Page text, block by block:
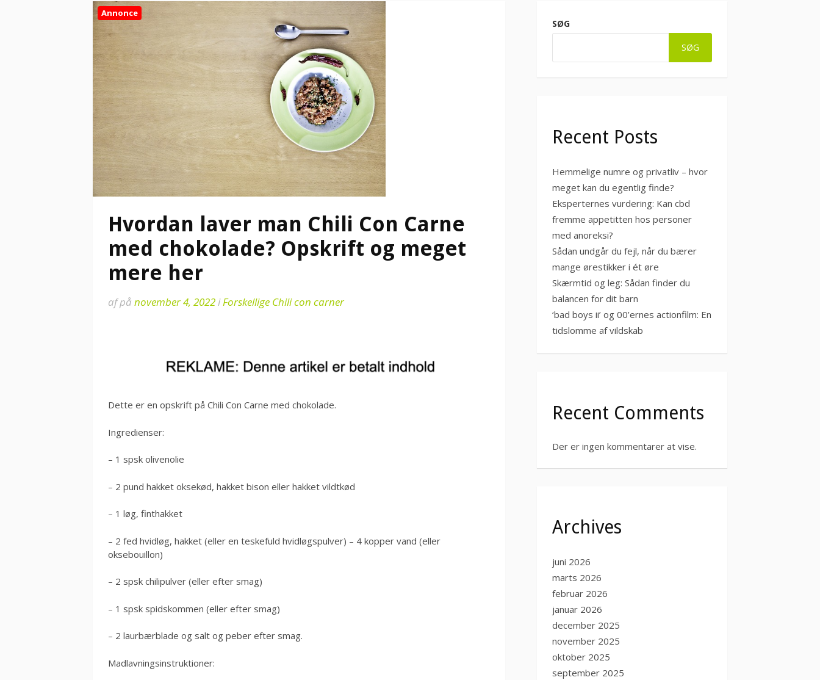
Annonce
Hvordan laver man Chili Con Carne
med chokolade? Opskrift og meget
mere her
afpå november 4, 2022iForskellige Chili con carner
Dette er en opskrift på Chili Con Carne med chokolade.
Ingredienser:
– 1 spsk olivenolie
– 2 pund hakket oksekød, hakket bison eller hakket vildtkød
– 1 løg, finthakket
– 2 fed hvidløg, hakket (eller en teskefuld hvidløgspulver) – 4 kopper vand (eller
oksebouillon)
– 2 spsk chilipulver (eller efter smag)
– 1 spsk spidskommen (eller efter smag)
– 2 laurbærblade og salt og peber efter smag.
Madlavningsinstruktioner:
SØG
SØG
Recent Posts
Hemmelige numre og privatliv – hvor
meget kan du egentlig finde?
Eksperternes vurdering: Kan cbd
fremme appetitten hos personer
med anoreksi?
Sådan undgår du fejl, når du bærer
mange ørestikker i ét øre
Skærmtid og leg: Sådan finder du
balancen for dit barn
‘bad boys ii’ og 00’ernes actionfilm: En
tidslomme af vildskab
Recent Comments
Der er ingen kommentarer at vise.
Archives
juni 2026
marts 2026
februar 2026
januar 2026
december 2025
november 2025
oktober 2025
september 2025